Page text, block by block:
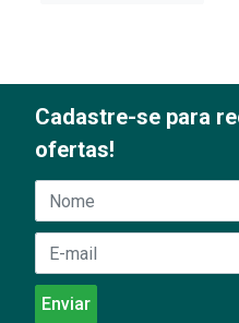
Cadastre-se para
ofertas!